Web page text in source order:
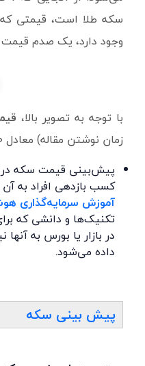
سکه طلا است، قیمتی که
وجود دارد، یک صدم
با توجه به تصویر بالا،
زمان نوشتن مقاله) معادل 35,874,750 تومان است.
پیش‌بینی قیمت سکه در
کسب بازدهی افراد به
آموزش سرمایه‌گذاری
تکنیک‌ها و دانشی که
در بازار یا بورس به
داده می‌شود.
پیش بینی سکه